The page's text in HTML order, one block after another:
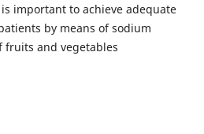
important to achieve adequate
by means of sodium
fruits and vegetables